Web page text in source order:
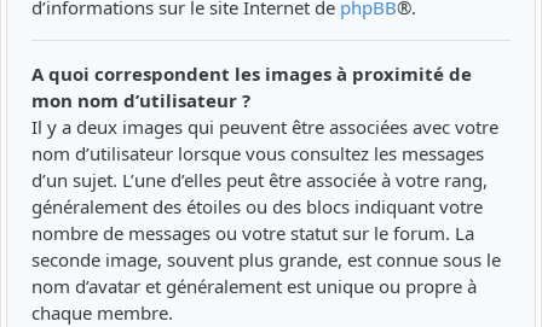
d’informations sur le site Internet de phpBB®.
A quoi correspondent les images à proximité de
mon nom d’utilisateur ?
Il y a deux images qui peuvent être associées avec votre
nom d’utilisateur lorsque vous consultez les messages
d’un sujet. L’une d’elles peut être associée à votre rang,
généralement des étoiles ou des blocs indiquant votre
nombre de messages ou votre statut sur le forum. La
seconde image, souvent plus grande, est connue sous le
nom d’avatar et généralement est unique ou propre à
chaque membre.